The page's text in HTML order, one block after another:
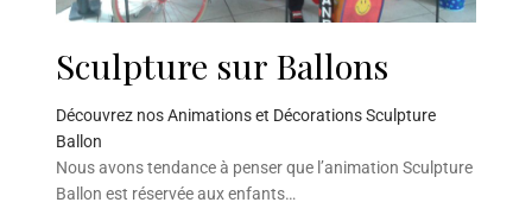
Sculpture sur Ballons
Découvrez nos Animations et Décorations Sculpture
Ballon
Nous avons tendance à penser que l’animation Sculpture
Ballon est réservée aux enfants…